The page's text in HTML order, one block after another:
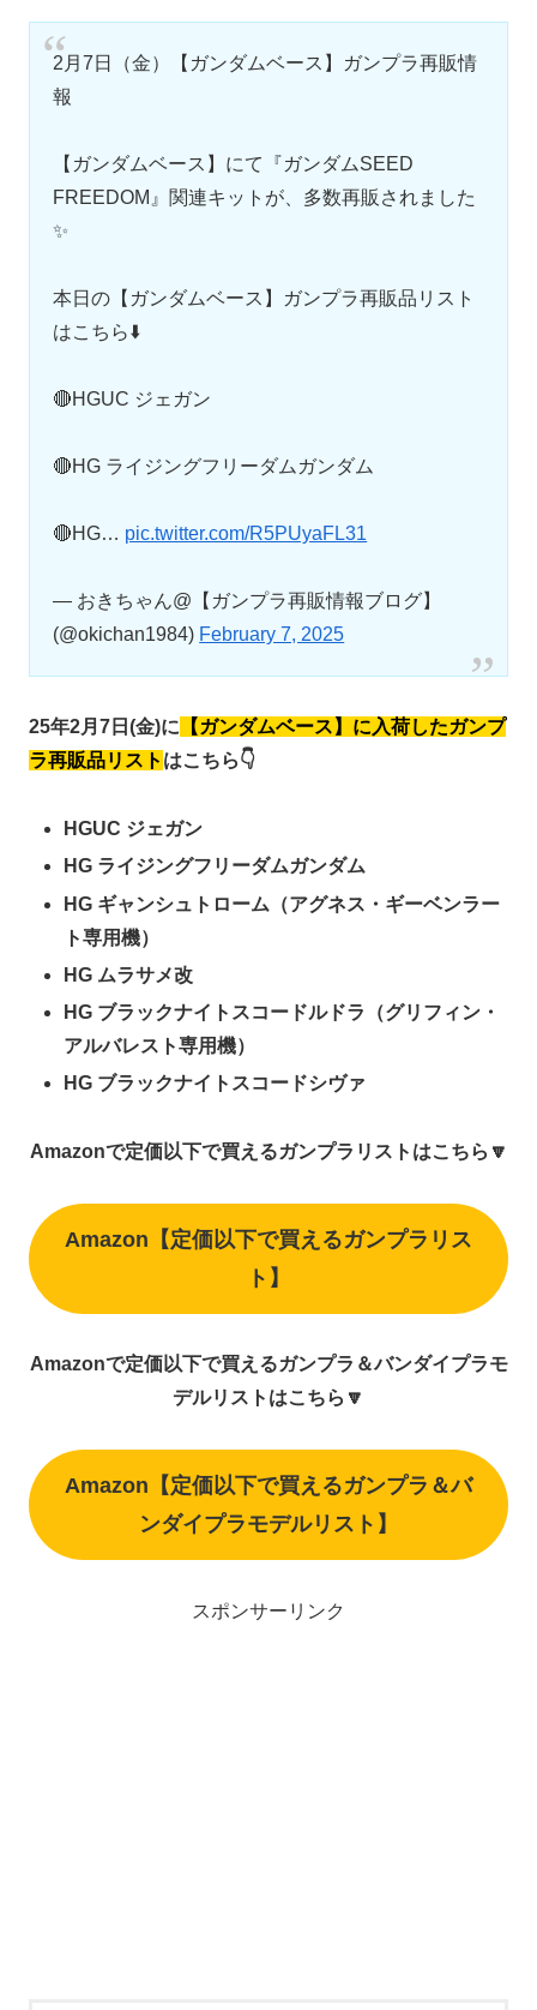
2月7日（金）【ガンダムベース】ガンプラ再販情
報
【ガンダムベース】にて『ガンダムSEED
FREEDOM』関連キットが、多数再販されました
✨
本日の【ガンダムベース】ガンプラ再販品リスト
はこちら⬇️
🔴HGUC ジェガン
🔴HG ライジングフリーダムガンダム
🔴HG… pic.twitter.com/R5PUyaFL31
— おきちゃん@【ガンプラ再販情報ブログ】
(@okichan1984) February 7, 2025
25年2月7日(金)に 【ガンダムベース】に入荷したガンプ
ラ再販品リスト はこちら👇
HGUC ジェガン
HG ライジングフリーダムガンダム
HG ギャンシュトローム（アグネス・ギーベンラー
ト専用機）
HG ムラサメ改
HG ブラックナイトスコードルドラ（グリフィン・
アルバレスト専用機）
HG ブラックナイトスコードシヴァ
Amazonで定価以下で買えるガンプラリストはこちら🔽
Amazon【定価以下で買えるガンプラリス
ト】
Amazonで定価以下で買えるガンプラ＆バンダイプラモ
デルリストはこちら🔽
Amazon【定価以下で買えるガンプラ＆バ
ンダイプラモデルリスト】
スポンサーリンク